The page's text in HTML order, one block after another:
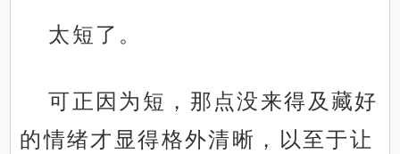
太短了。
可正因为短，那点没来得及藏好
的情绪才显得格外清晰，以至于让